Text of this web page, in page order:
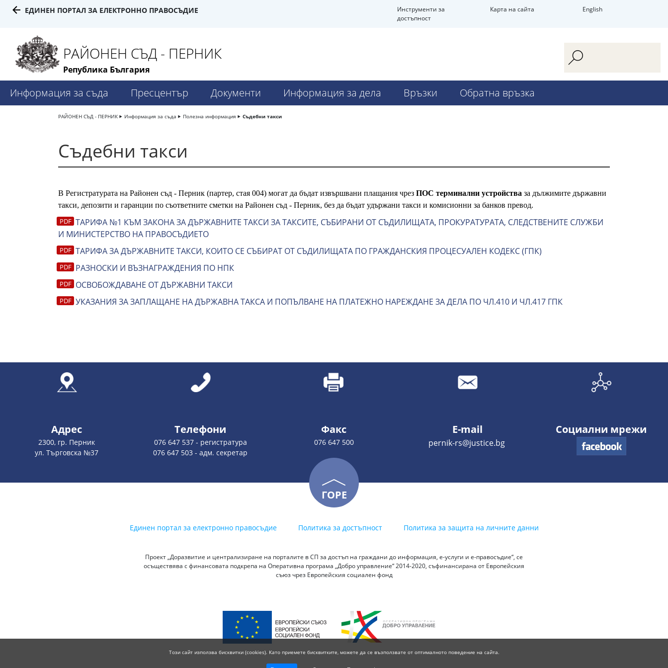
ЕДИНЕН ПОРТАЛ ЗА ЕЛЕКТРОННО ПРАВОСЪДИЕ
Инструменти за
достъпност
Карта на сайта English
РАЙОНЕН СЪД - ПЕРНИК
Република България
Информация за съда Пресцентър Документи Информация за дела Връзки Обратна връзка
РАЙОНЕН СЪД - ПЕРНИК Информация за съда Полезна информация Съдебни такси
Съдебни такси
В Регистратурата на Районен съд - Перник (партер, стая 004) могат да бъдат извършвани плащания чрез ПОС терминални устройства за дължимите държавни
такси, депозити и гаранции по съответните сметки на Районен съд - Перник, без да бъдат удържани такси и комисионни за банков превод.
ТАРИФА №1 КЪМ ЗАКОНА ЗА ДЪРЖАВНИТЕ ТАКСИ ЗА ТАКСИТЕ, СЪБИРАНИ ОТ СЪДИЛИЩАТА, ПРОКУРАТУРАТА, СЛЕДСТВЕНИТЕ СЛУЖБИ
И МИНИСТЕРСТВО НА ПРАВОСЪДИЕТО
ТАРИФА ЗА ДЪРЖАВНИТЕ ТАКСИ, КОИТО СЕ СЪБИРАТ ОТ СЪДИЛИЩАТА ПО ГРАЖДАНСКИЯ ПРОЦЕСУАЛЕН КОДЕКС (ГПК)
РАЗНОСКИ И ВЪЗНАГРАЖДЕНИЯ ПО НПК
ОСВОБОЖДАВАНЕ ОТ ДЪРЖАВНИ ТАКСИ
УКАЗАНИЯ ЗА ЗАПЛАЩАНЕ НА ДЪРЖАВНА ТАКСА И ПОПЪЛВАНЕ НА ПЛАТЕЖНО НАРЕЖДАНЕ ЗА ДЕЛА ПО ЧЛ.410 И ЧЛ.417 ГПК
Адрес
2300, гр. Перник
ул. Търговска №37
Телефони
076 647 537 - регистратура
076 647 503 - адм. секретар
Факс
076 647 500
E-mail
pernik-rs@justice.bg
Социални мрежи
ГОРЕ
Единен портал за електронно правосъдие Политика за достъпност Политика за защита на личните данни
Проект „Доразвитие и централизиране на порталите в СП за достъп на граждани до информация, е-услуги и е-правосъдие“, се
осъществява с финансовата подкрепа на Оперативна програма „Добро управление“ 2014-2020, съфинансирана от Европейския
съюз чрез Европейския социален фонд
Този сайт използва бисквитки (cookies). Като приемете бисквитките, можете да се възползвате от оптималното поведение на сайта.